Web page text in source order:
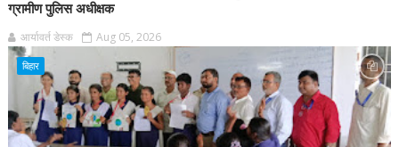
ग्रामीण पुलिस अधीक्षक
आर्यावर्त डेस्क Aug 05, 2026
बिहार